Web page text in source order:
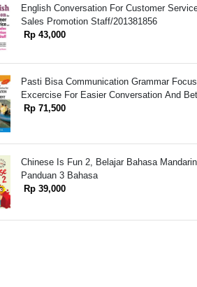
English Conversation For Customer
Sales Promotion Staff/201381856
Rp 43,000
Pasti Bisa Communication Grammar
Excercise For Easier Conversation And
Assessment
Rp 71,500
Chinese Is Fun 2, Belajar Bahasa
Panduan 3 Bahasa
Rp 39,000